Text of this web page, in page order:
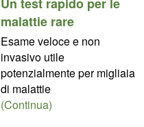
malattie rare
Esame veloce e non
invasivo utile
potenzialmente per migliaia
di malattie
(Continua)